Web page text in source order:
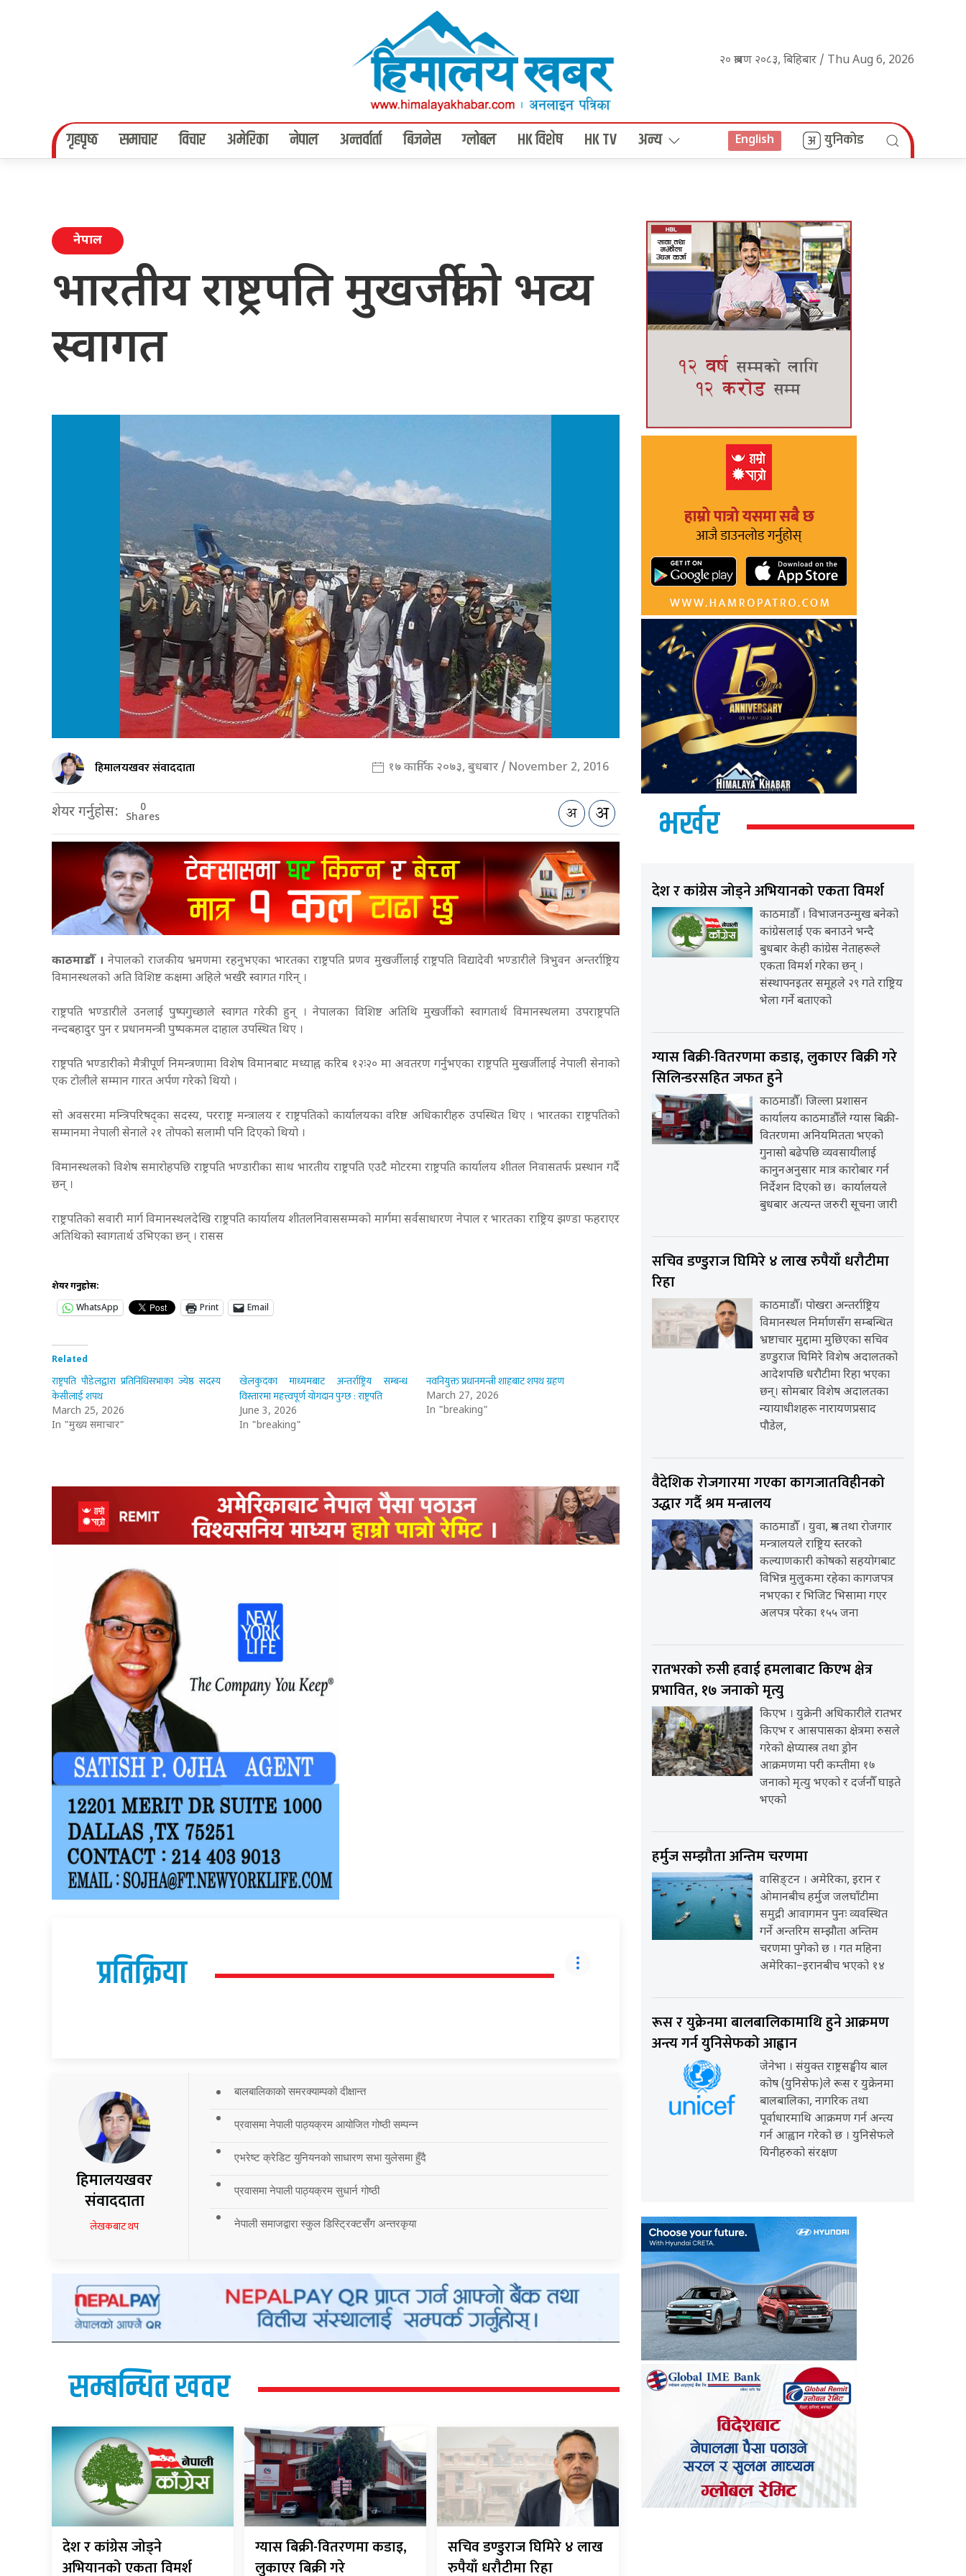
२० श्रावण २०८३, बिहिबार / Thu Aug 6, 2026
गृहपृष्‍ठ समाचार विचार अमेरिका नेपाल अन्तर्वार्ता बिजनेस ग्लोबल HK विशेष HK TV अन्य English युनिकोड
नेपाल
भारतीय राष्ट्रपति मुखर्जीको भव्य
स्वागत
हिमालयखवर संवाददाता १७ कार्तिक २०७३, बुधबार / November 2, 2016
शेयर गर्नुहोस: 0
Shares
काठमाडौँ । नेपालको राजकीय भ्रमणमा रहनुभएका भारतका राष्ट्रपति प्रणव मुखर्जीलाई राष्ट्रपति विद्यादेवी भण्डारीले त्रिभुवन अन्तर्राष्ट्रिय
विमानस्थलको अति विशिष्ट कक्षमा अहिले भर्खरै स्वागत गरिन् ।
राष्ट्रपति भण्डारीले उनलाई पुष्पगुच्छाले स्वागत गरेकी हुन् । नेपालका विशिष्ट अतिथि मुखर्जीको स्वागतार्थ विमानस्थलमा उपराष्ट्रपति
नन्दबहादुर पुन र प्रधानमन्त्री पुष्पकमल दाहाल उपस्थित थिए ।
राष्ट्रपति भण्डारीको मैत्रीपूर्ण निमन्त्रणामा विशेष विमानबाट मध्याह्न करिब १२ः२० मा अवतरण गर्नुभएका राष्ट्रपति मुखर्जीलाई नेपाली सेनाको
एक टोलीले सम्मान गारत अर्पण गरेको थियो ।
सो अवसरमा मन्त्रिपरिषद्का सदस्य, परराष्ट्र मन्त्रालय र राष्ट्रपतिको कार्यालयका वरिष्ठ अधिकारीहरु उपस्थित थिए । भारतका राष्ट्रपतिको
सम्मानमा नेपाली सेनाले २१ तोपको सलामी पनि दिएको थियो ।
विमानस्थलको विशेष समारोहपछि राष्ट्रपति भण्डारीका साथ भारतीय राष्ट्रपति एउटै मोटरमा राष्ट्रपति कार्यालय शीतल निवासतर्फ प्रस्थान गर्दै
छन् ।
राष्ट्रपतिको सवारी मार्ग विमानस्थलदेखि राष्ट्रपति कार्यालय शीतलनिवाससम्मको मार्गमा सर्वसाधारण नेपाल र भारतका राष्ट्रिय झण्डा फहराएर
अतिथिको स्वागतार्थ उभिएका छन् । रासस
शेयर गर्नुहोस:
WhatsApp
Print Email
Related
राष्ट्रपति पौडेलद्वारा प्रतिनिधिसभाका ज्येष्ठ सदस्य
केसीलाई शपथ
March 25, 2026
In "मुख्य समाचार"
खेलकुदका माध्यमबाट अन्तर्राष्ट्रिय सम्बन्ध
विस्तारमा महत्त्वपूर्ण योगदान पुग्छ : राष्ट्रपति
June 3, 2026
In "breaking"
नवनियुक्त प्रधानमन्त्री शाहबाट शपथ ग्रहण
March 27, 2026
In "breaking"
प्रतिक्रिया
हिमालयखवर
संवाददाता
लेखकबाट थप
बालबालिकाको समरक्याम्पको दीक्षान्त
प्रवासमा नेपाली पाठ्यक्रम आयोजित गोष्ठी सम्पन्न
एभरेष्ट क्रेडिट युनियनको साधारण सभा युलेसमा हुँदै
प्रवासमा नेपाली पाठ्यक्रम सुधार्न गोष्ठी
नेपाली समाजद्वारा स्कुल डिस्ट्रिक्टसँग अन्तरकृया
सम्बन्धित खवर
देश र कांग्रेस जोड्ने
अभियानको एकता विमर्श
ग्यास बिक्री-वितरणमा कडाइ,
लुकाएर बिक्री गरे
सचिव डण्डुराज घिमिरे ४ लाख
रुपैयाँ धरौटीमा रिहा
भर्खर
देश र कांग्रेस जोड्ने अभियानको एकता विमर्श
काठमाडौँ । विभाजनउन्मुख बनेको
कांग्रेसलाई एक बनाउने भन्दै
बुधबार केही कांग्रेस नेताहरूले
एकता विमर्श गरेका छन् ।
संस्थापनइतर समूहले २९ गते राष्ट्रिय
भेला गर्ने बताएको
ग्यास बिक्री-वितरणमा कडाइ, लुकाएर बिक्री गरे
सिलिन्डरसहित जफत हुने
काठमाडौँ। जिल्ला प्रशासन
कार्यालय काठमाडौँले ग्यास बिक्री-
वितरणमा अनियमितता भएको
गुनासो बढेपछि व्यवसायीलाई
कानुनअनुसार मात्र कारोबार गर्न
निर्देशन दिएको छ। कार्यालयले
बुधबार अत्यन्त जरुरी सूचना जारी
सचिव डण्डुराज घिमिरे ४ लाख रुपैयाँ धरौटीमा
रिहा
काठमाडौँ। पोखरा अन्तर्राष्ट्रिय
विमानस्थल निर्माणसँग सम्बन्धित
भ्रष्टाचार मुद्दामा मुछिएका सचिव
डण्डुराज घिमिरे विशेष अदालतको
आदेशपछि धरौटीमा रिहा भएका
छन्। सोमबार विशेष अदालतका
न्यायाधीशहरू नारायणप्रसाद
पौडेल,
वैदेशिक रोजगारमा गएका कागजातविहीनको
उद्धार गर्दै श्रम मन्त्रालय
काठमाडौँ । युवा, श्रम तथा रोजगार
मन्त्रालयले राष्ट्रिय स्तरको
कल्याणकारी कोषको सहयोगबाट
विभिन्न मुलुकमा रहेका कागजपत्र
नभएका र भिजिट भिसामा गएर
अलपत्र परेका १५५ जना
रातभरको रुसी हवाई हमलाबाट किएभ क्षेत्र
प्रभावित, १७ जनाको मृत्यु
किएभ । युक्रेनी अधिकारीले रातभर
किएभ र आसपासका क्षेत्रमा रुसले
गरेको क्षेप्यास्त्र तथा ड्रोन
आक्रमणमा परी कम्तीमा १७
जनाको मृत्यु भएको र दर्जनौँ घाइते
भएको
हर्मुज सम्झौता अन्तिम चरणमा
वासिङ्टन । अमेरिका, इरान र
ओमानबीच हर्मुज जलघाँटीमा
समुद्री आवागमन पुनः व्यवस्थित
गर्ने अन्तरिम सम्झौता अन्तिम
चरणमा पुगेको छ । गत महिना
अमेरिका–इरानबीच भएको १४
रूस र युक्रेनमा बालबालिकामाथि हुने आक्रमण
अन्त्य गर्न युनिसेफको आह्वान
जेनेभा । संयुक्त राष्ट्रसङ्घीय बाल
कोष (युनिसेफ)ले रूस र युक्रेनमा
बालबालिका, नागरिक तथा
पूर्वाधारमाथि आक्रमण गर्न अन्त्य
गर्न आह्वान गरेको छ । युनिसेफले
यिनीहरुको संरक्षण